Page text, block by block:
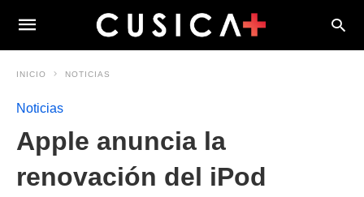
INICIO NOTICIAS
Noticias
Apple anuncia la
renovación del iPod